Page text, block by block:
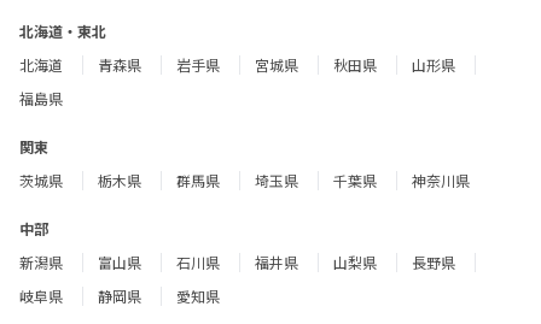
北海道・東北
北海道
青森県 岩手県 宮城県 秋田県
山形県
福島県
関東
茨城県
栃木県 群馬県 埼玉県 千葉県 神奈川県
中部
新潟県
富山県 石川県 福井県 山梨県
長野県
岐阜県
静岡県 愛知県